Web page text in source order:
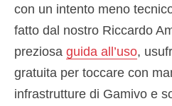
con un intento meno
fatto dal nostro Riccardo
preziosa guida all’uso,
gratuita per toccare con
infrastrutture di Gamivo e